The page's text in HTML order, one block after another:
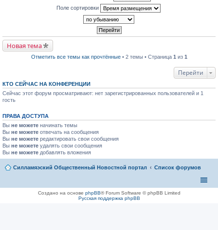
и
а
н
н
с
о
о
н
и
ю
у
н
е
п
р
т
а
н
у
с
о
б
щ
е
н
ю
в
о
м
у
р
о
ч
н
н
о
м
у
с
о
щ
Поле сортировки
Новая тема
Отметить все темы как прочтённые• 2 темы • Страница 1 из 1
Перейти
КТО СЕЙЧАС НА КОНФЕРЕНЦИИ
Сейчас этот форум просматривают: нет зарегистрированных пользователей и 1
гость
ПРАВА ДОСТУПА
Вы не можете начинать темы
Вы не можете отвечать на сообщения
Вы не можете редактировать свои сообщения
Вы не можете удалять свои сообщения
Вы не можете добавлять вложения
Силламяэский Общественный Новостной портал Список форумов
Создано на основе phpBB® Forum Software © phpBB Limited
Русская поддержка phpBB